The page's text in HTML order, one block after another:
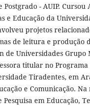
- AUIP. Cursou
e Educação da
projetos
de leitura e produção
de Universidades Grupo
titular no Programa
Tiradentes, em
e Comunicação.
em Educação,